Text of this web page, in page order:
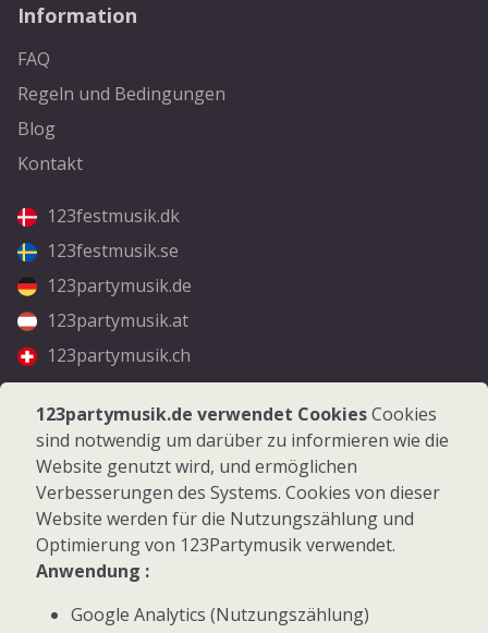
Information
FAQ
Regeln und Bedingungen
Blog
Kontakt
123festmusik.dk
123festmusik.se
123partymusik.de
123partymusik.at
123partymusik.ch
Folgen Sie uns
Facebook
Instagram
© 2026 123Partymusik.de - Alle Rechte vorbehalten
123partymusik.de verwendet CookiesCookies
sind notwendig um darüber zu informieren wie die
Website genutzt wird, und ermöglichen
Verbesserungen des Systems. Cookies von dieser
Website werden für die Nutzungszählung und
Optimierung von 123Partymusik verwendet.
Anwendung :
Google Analytics (Nutzungszählung)